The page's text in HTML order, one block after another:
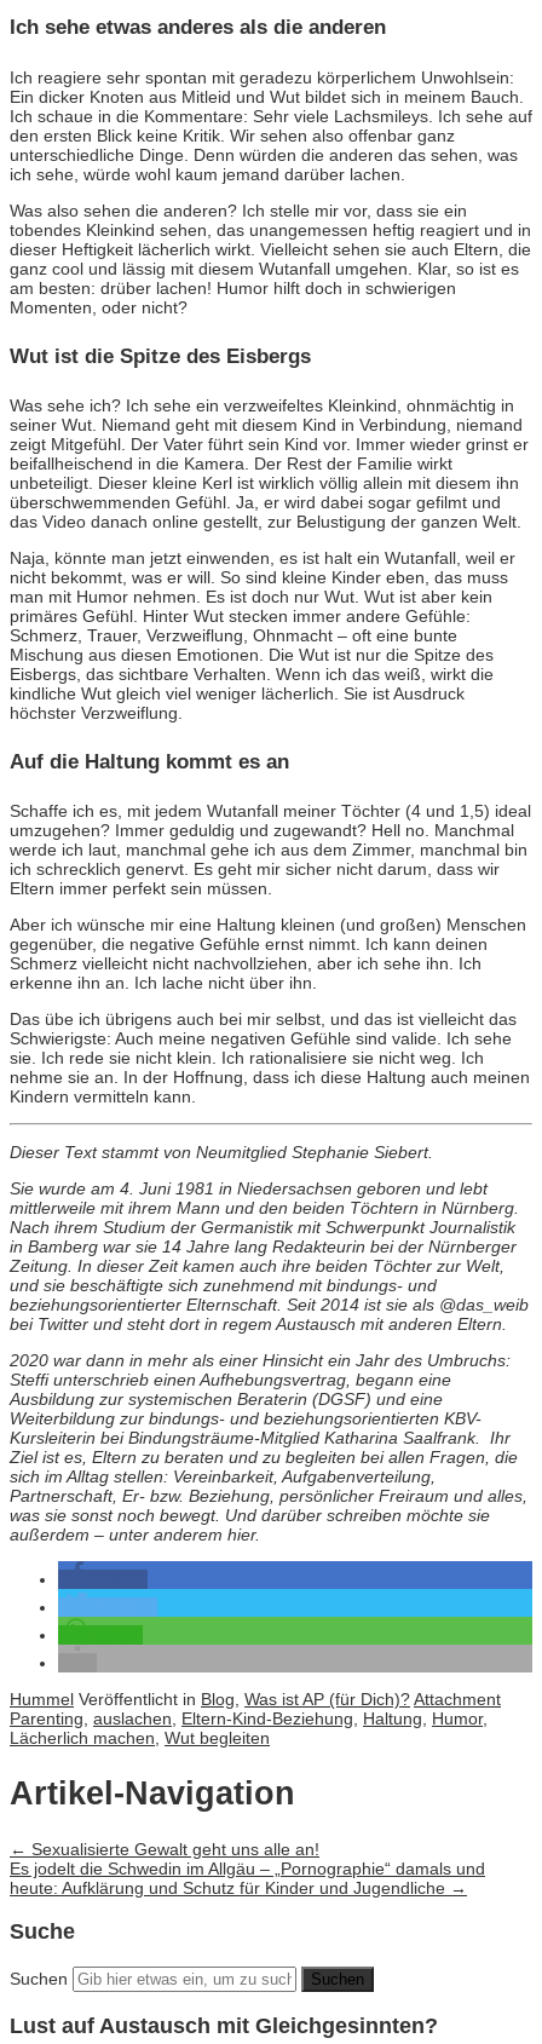
Ich sehe etwas anderes als die anderen
Ich reagiere sehr spontan mit geradezu körperlichem Unwohlsein:
Ein dicker Knoten aus Mitleid und Wut bildet sich in meinem Bauch.
Ich schaue in die Kommentare: Sehr viele Lachsmileys. Ich sehe auf
den ersten Blick keine Kritik. Wir sehen also offenbar ganz
unterschiedliche Dinge. Denn würden die anderen das sehen, was
ich sehe, würde wohl kaum jemand darüber lachen.
Was also sehen die anderen? Ich stelle mir vor, dass sie ein
tobendes Kleinkind sehen, das unangemessen heftig reagiert und in
dieser Heftigkeit lächerlich wirkt. Vielleicht sehen sie auch Eltern, die
ganz cool und lässig mit diesem Wutanfall umgehen. Klar, so ist es
am besten: drüber lachen! Humor hilft doch in schwierigen
Momenten, oder nicht?
Wut ist die Spitze des Eisbergs
Was sehe ich? Ich sehe ein verzweifeltes Kleinkind, ohnmächtig in
seiner Wut. Niemand geht mit diesem Kind in Verbindung, niemand
zeigt Mitgefühl. Der Vater führt sein Kind vor. Immer wieder grinst er
beifallheischend in die Kamera. Der Rest der Familie wirkt
unbeteiligt. Dieser kleine Kerl ist wirklich völlig allein mit diesem ihn
überschwemmenden Gefühl. Ja, er wird dabei sogar gefilmt und
das Video danach online gestellt, zur Belustigung der ganzen Welt.
Naja, könnte man jetzt einwenden, es ist halt ein Wutanfall, weil er
nicht bekommt, was er will. So sind kleine Kinder eben, das muss
man mit Humor nehmen. Es ist doch nur Wut. Wut ist aber kein
primäres Gefühl. Hinter Wut stecken immer andere Gefühle:
Schmerz, Trauer, Verzweiflung, Ohnmacht – oft eine bunte
Mischung aus diesen Emotionen. Die Wut ist nur die Spitze des
Eisbergs, das sichtbare Verhalten. Wenn ich das weiß, wirkt die
kindliche Wut gleich viel weniger lächerlich. Sie ist Ausdruck
höchster Verzweiflung.
Auf die Haltung kommt es an
Schaffe ich es, mit jedem Wutanfall meiner Töchter (4 und 1,5) ideal
umzugehen? Immer geduldig und zugewandt? Hell no. Manchmal
werde ich laut, manchmal gehe ich aus dem Zimmer, manchmal bin
ich schrecklich genervt. Es geht mir sicher nicht darum, dass wir
Eltern immer perfekt sein müssen.
Aber ich wünsche mir eine Haltung kleinen (und großen) Menschen
gegenüber, die negative Gefühle ernst nimmt. Ich kann deinen
Schmerz vielleicht nicht nachvollziehen, aber ich sehe ihn. Ich
erkenne ihn an. Ich lache nicht über ihn.
Das übe ich übrigens auch bei mir selbst, und das ist vielleicht das
Schwierigste: Auch meine negativen Gefühle sind valide. Ich sehe
sie. Ich rede sie nicht klein. Ich rationalisiere sie nicht weg. Ich
nehme sie an. In der Hoffnung, dass ich diese Haltung auch meinen
Kindern vermitteln kann.
Dieser Text stammt von Neumitglied Stephanie Siebert.
Sie wurde am 4. Juni 1981 in Niedersachsen geboren und lebt
mittlerweile mit ihrem Mann und den beiden Töchtern in Nürnberg.
Nach ihrem Studium der Germanistik mit Schwerpunkt Journalistik
in Bamberg war sie 14 Jahre lang Redakteurin bei der Nürnberger
Zeitung. In dieser Zeit kamen auch ihre beiden Töchter zur Welt,
und sie beschäftigte sich zunehmend mit bindungs- und
beziehungsorientierter Elternschaft. Seit 2014 ist sie als @das_weib
bei Twitter und steht dort in regem Austausch mit anderen Eltern.
2020 war dann in mehr als einer Hinsicht ein Jahr des Umbruchs:
Steffi unterschrieb einen Aufhebungsvertrag, begann eine
Ausbildung zur systemischen Beraterin (DGSF) und eine
Weiterbildung zur bindungs- und beziehungsorientierten KBV-
Kursleiterin bei Bindungsträume-Mitglied Katharina Saalfrank. Ihr
Ziel ist es, Eltern zu beraten und zu begleiten bei allen Fragen, die
sich im Alltag stellen: Vereinbarkeit, Aufgabenverteilung,
Partnerschaft, Er- bzw. Beziehung, persönlicher Freiraum und alles,
was sie sonst noch bewegt. Und darüber schreiben möchte sie
außerdem – unter anderem hier.
Hummel Veröffentlicht in Blog, Was ist AP (für Dich)?Attachment
Parenting, auslachen, Eltern-Kind-Beziehung, Haltung, Humor,
Lächerlich machen, Wut begleiten
Artikel-Navigation
← Sexualisierte Gewalt geht uns alle an!
Es jodelt die Schwedin im Allgäu – „Pornographie“ damals und
heute: Aufklärung und Schutz für Kinder und Jugendliche →
Suche
Suchen
Lust auf Austausch mit Gleichgesinnten?